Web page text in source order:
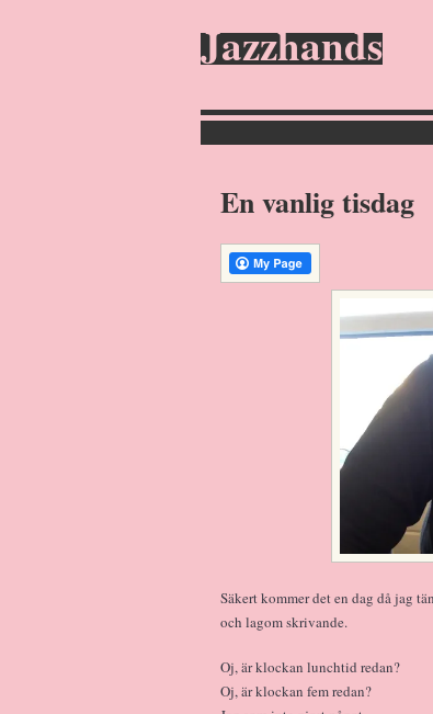
Jazzhands
En vanlig tisdag
Säkert kommer det en dag då jag
och lagom skrivande.
Oj, är klockan lunchtid redan?
Oj, är klockan fem redan?